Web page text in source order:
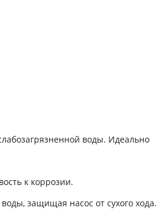
воды. Идеально
к коррозии.
защищая насос от сухого хода.